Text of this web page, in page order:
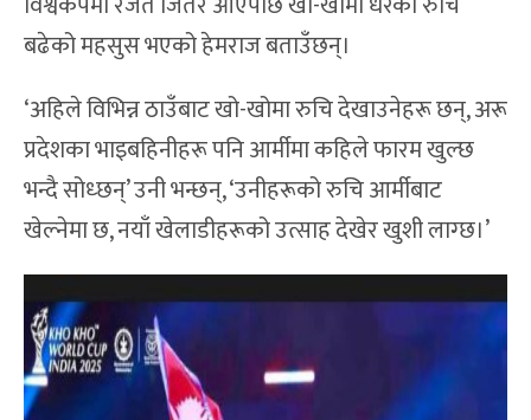
बढेको महसुस भएको हेमराज बताउँछन्।
‘अहिले विभिन्न ठाउँबाट खो-खोमा रुचि देखाउनेहरू छन्, अरू
प्रदेशका भाइबहिनीहरू पनि आर्मीमा कहिले फारम खुल्छ
भन्दै सोध्छन्’ उनी भन्छन्, ‘उनीहरूको रुचि आर्मीबाट
खेल्नेमा छ, नयाँ खेलाडीहरूको उत्साह देखेर खुशी लाग्छ।’